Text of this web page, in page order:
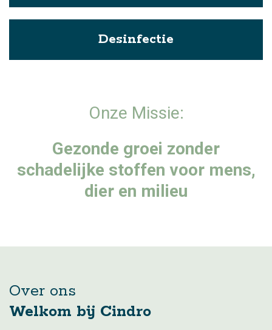
Desinfectie
Onze Missie:
Gezonde groei zonder
schadelijke stoffen voor mens,
dier en milieu
Welkom bij Cindro
Over ons